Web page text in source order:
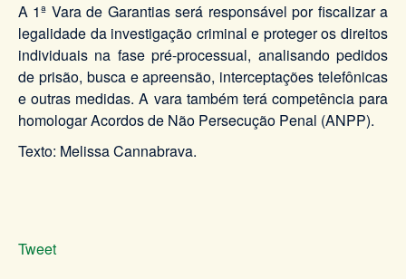
A 1ª Vara de Garantias será responsável por fiscalizar a
legalidade da investigação criminal e proteger os direitos
individuais na fase pré-processual, analisando pedidos
de prisão, busca e apreensão, interceptações telefônicas
e outras medidas. A vara também terá competência para
homologar Acordos de Não Persecução Penal (ANPP).
Texto: Melissa Cannabrava.
Tweet